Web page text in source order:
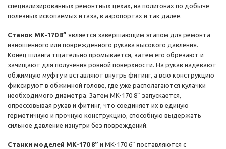
специализированных ремонтных цехах, на полигонах по добыче
полезных ископаемых и газа, в аэропортах и так далее.
Станок MK-170 8” является завершающим этапом для ремонта
изношенного или поврежденного рукава высокого давления.
Конец шланга тщательно промывается, затем его обрезают и
зачищают для получения ровной поверхности. На рукав надевают
обжимную муфту и вставляют внутрь фитинг, а всю конструкцию
фиксируют в обжимной голове, где уже располагаются кулачки
необходимого диаметра. Затем MK-170 8” запускается,
опрессовывая рукав и фитинг, что соединяет их в единую
герметичную и прочную конструкцию, способную выдержать
сильное давление изнутри без повреждений.
Станки моделей MK-170 8” и MK-170 6” поставляются с